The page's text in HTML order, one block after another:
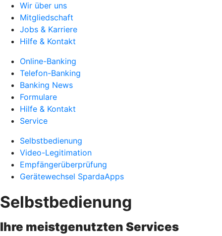
Wir über uns
Mitgliedschaft
Jobs & Karriere
Hilfe & Kontakt
Online-Banking
Telefon-Banking
Banking News
Formulare
Hilfe & Kontakt
Service
Selbstbedienung
Video-Legitimation
Empfängerüberprüfung
Gerätewechsel SpardaApps
Selbstbedienung
Ihre meistgenutzten Services